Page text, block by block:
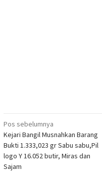
Navigasi
pos
Pos sebelumnya
Kejari Bangil Musnahkan Barang
Bukti 1.333,023 gr Sabu sabu,Pil
logo Y 16.052 butir, Miras dan
Sajam